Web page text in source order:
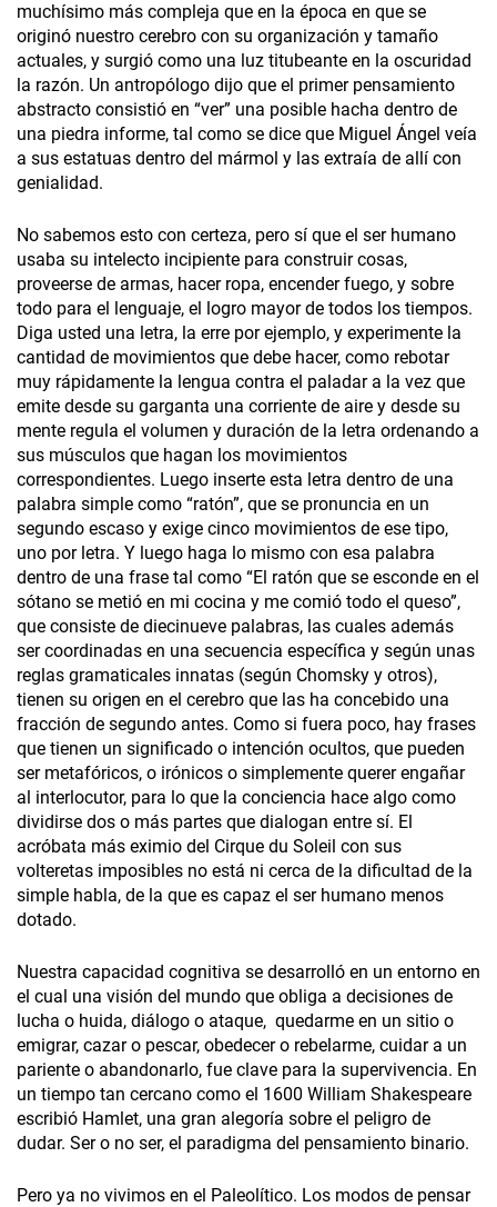
muchísimo más compleja que en la época en que se
originó nuestro cerebro con su organización y tamaño
actuales, y surgió como una luz titubeante en la oscuridad
la razón. Un antropólogo dijo que el primer pensamiento
abstracto consistió en “ver” una posible hacha dentro de
una piedra informe, tal como se dice que Miguel Ángel veía
a sus estatuas dentro del mármol y las extraía de allí con
genialidad.
No sabemos esto con certeza, pero sí que el ser humano
usaba su intelecto incipiente para construir cosas,
proveerse de armas, hacer ropa, encender fuego, y sobre
todo para el lenguaje, el logro mayor de todos los tiempos.
Diga usted una letra, la erre por ejemplo, y experimente la
cantidad de movimientos que debe hacer, como rebotar
muy rápidamente la lengua contra el paladar a la vez que
emite desde su garganta una corriente de aire y desde su
mente regula el volumen y duración de la letra ordenando a
sus músculos que hagan los movimientos
correspondientes. Luego inserte esta letra dentro de una
palabra simple como “ratón”, que se pronuncia en un
segundo escaso y exige cinco movimientos de ese tipo,
uno por letra. Y luego haga lo mismo con esa palabra
dentro de una frase tal como “El ratón que se esconde en el
sótano se metió en mi cocina y me comió todo el queso”,
que consiste de diecinueve palabras, las cuales además
ser coordinadas en una secuencia específica y según unas
reglas gramaticales innatas (según Chomsky y otros),
tienen su origen en el cerebro que las ha concebido una
fracción de segundo antes. Como si fuera poco, hay frases
que tienen un significado o intención ocultos, que pueden
ser metafóricos, o irónicos o simplemente querer engañar
al interlocutor, para lo que la conciencia hace algo como
dividirse dos o más partes que dialogan entre sí. El
acróbata más eximio del Cirque du Soleil con sus
volteretas imposibles no está ni cerca de la dificultad de la
simple habla, de la que es capaz el ser humano menos
dotado.
Nuestra capacidad cognitiva se desarrolló en un entorno en
el cual una visión del mundo que obliga a decisiones de
lucha o huida, diálogo o ataque, quedarme en un sitio o
emigrar, cazar o pescar, obedecer o rebelarme, cuidar a un
pariente o abandonarlo, fue clave para la supervivencia. En
un tiempo tan cercano como el 1600 William Shakespeare
escribió Hamlet, una gran alegoría sobre el peligro de
dudar. Ser o no ser, el paradigma del pensamiento binario.
Pero ya no vivimos en el Paleolítico. Los modos de pensar